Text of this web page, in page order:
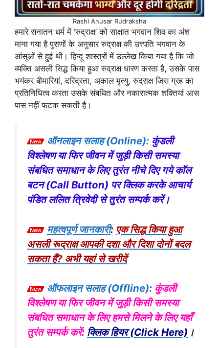
Rashi Anusar Rudraksha
हमारे सनातन धर्म में ‘रुद्राक्ष’ को साक्षात भगवान शिव का अंश
माना गया है पुराणों के अनुसार रुद्राक्ष की उत्त्पति भगवान के
आंसुओं से हुई थी। हिन्दू शास्त्रों में उल्लेख किया गया है कि जो
व्यक्ति असली सिद्ध किया हुआ रुद्राक्ष धारण करता है, उसके पास
भयंकर बीमारियां, दरिद्रता, अकाल मृत्यु, रुद्राक्ष जिस ग्रह का
प्रतिनिधित्व करता उसके संबधित और नकारात्मक शक्तियां आस
पास नहीं फटक सकती है।
ऑनलाइन सलाह (Online): कुंडली
विश्लेषण या फिर जीवन में जुड़ी किसी समस्या
संबधित समाधान के लिए तुरंत नीचे दिए गये कॉल
बटन (Call Button) पर क्लिक करके आचार्य
पंडित ललित त्रिवेदी से तुरंत सम्पर्क करें।
महत्वपूर्ण जानकारी: एक सिद्ध किया हुआ
असली रूद्राक्ष आपकी दशा और दिशा दोनों बदल
सकता हैं? अभी यहां से खरीदें
ऑफलाइन सलाह (Offline): कुंडली
विश्लेषण या फिर जीवन में जुड़ी किसी समस्या
संबधित समाधान के लिए हमसे मिलने के लिए यहाँ
तुरंत सम्पर्क करें: क्लिक हियर (Click Here) ।